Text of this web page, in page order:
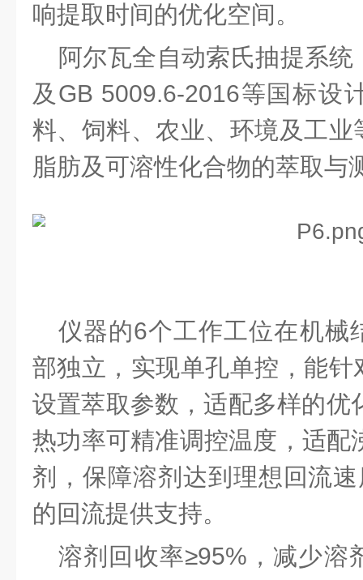
响提取时间的优化空间。
阿尔瓦全自动索氏抽提系
及 GB 5009.6-2016等国标设
料、饲料、农业、环境及工
脂肪及可溶性化合物的萃取与
仪器的6个工作工位在机械
部独立，实现单孔单控，能
设置萃取参数，适配多样的优
热功率可精准调控温度，适
剂，保障溶剂达到理想回流
的回流提供支持。
溶剂回收率≥95%，减少溶